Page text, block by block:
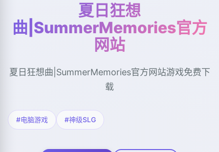
夏日狂想
曲|SummerMemories官方
网站
夏日狂想曲|SummerMemories官方网站游戏免费下
载
#电脑游戏 #神级SLG